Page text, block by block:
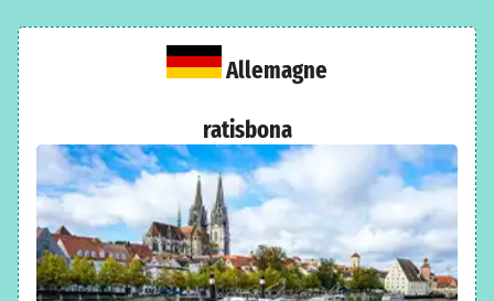
Allemagne
ratisbona